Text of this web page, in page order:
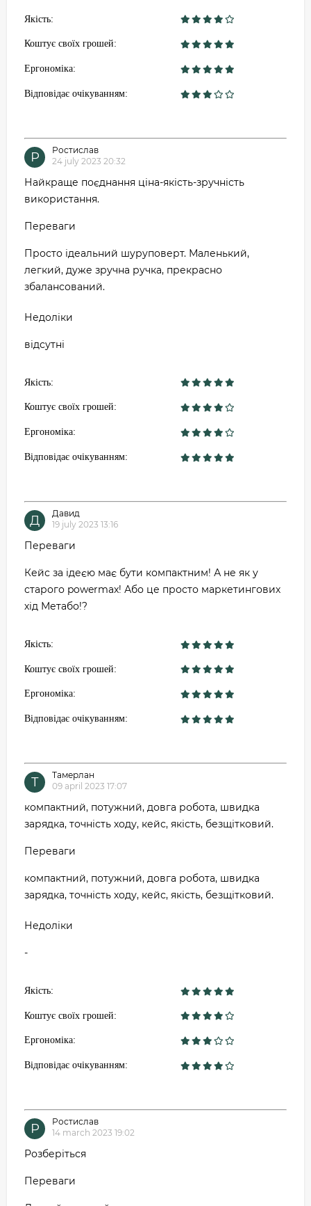
Якість:
Коштує своїх грошей:
Ергономіка:
Відповідає очікуванням:
Р
Ростислав
24 july 2023 20:32
Найкраще поєднання ціна-якість-зручність
використання.
Переваги
Просто ідеальний шуруповерт. Маленький,
легкий, дуже зручна ручка, прекрасно
збалансований.
Недоліки
відсутні
Якість:
Коштує своїх грошей:
Ергономіка:
Відповідає очікуванням:
Д
Давид
19 july 2023 13:16
Переваги
Кейс за ідеєю має бути компактним! А не як у
старого powermax! Або це просто маркетингових
хід Метабо!?
Якість:
Коштує своїх грошей:
Ергономіка:
Відповідає очікуванням:
Т
Тамерлан
09 april 2023 17:07
компактний, потужний, довга робота, швидка
зарядка, точність ходу, кейс, якість, безщітковий.
Переваги
компактний, потужний, довга робота, швидка
зарядка, точність ходу, кейс, якість, безщітковий.
Недоліки
-
Якість:
Коштує своїх грошей:
Ергономіка:
Відповідає очікуванням:
Р
Ростислав
14 march 2023 19:02
Розберіться
Переваги